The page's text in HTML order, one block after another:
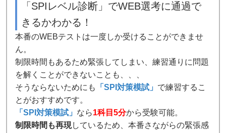
「SPIレベル診断」でWEB選考に通過で
きるかわかる！
本番のWEBテストは一度しか受けることができませ
ん。
制限時間もあるため緊張してしまい、練習通りに問題
を解くことができないことも、、、
そうならないためにも
「SPI対策模試」 で練習するこ
とがおすすめです。
「SPI対策模試」 なら1科目5分から受験可能。
制限時間も再現しているため、本番さながらの緊張感